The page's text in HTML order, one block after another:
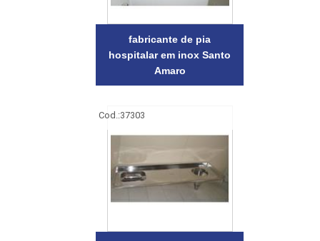
fabricante de pia
hospitalar em inox Santo
Amaro
Cod.:37303